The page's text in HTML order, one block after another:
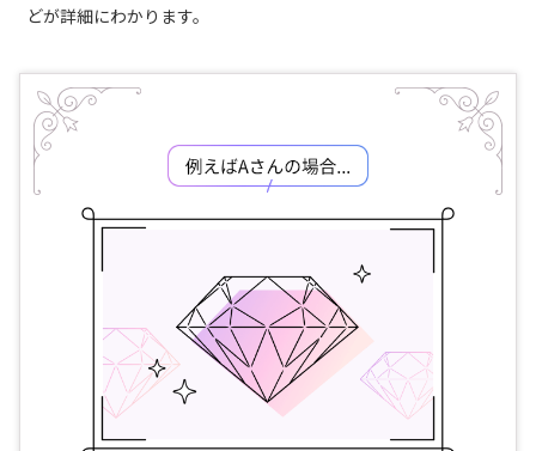
どが詳細にわかります。